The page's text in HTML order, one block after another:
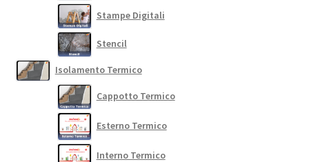
Stampe Digitali
Stencil
Isolamento Termico
Cappotto Termico
Esterno Termico
Interno Termico